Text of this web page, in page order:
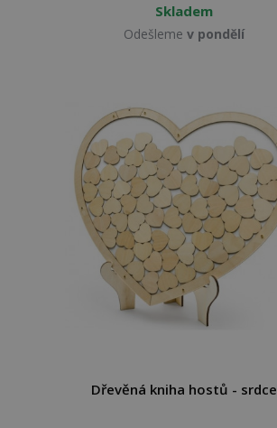
Skladem
Odešleme v pondělí
Dřevěná kniha hostů - srdce